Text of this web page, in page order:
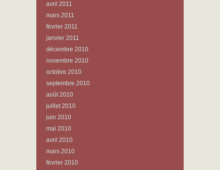
avril 2011
mars 2011
février 2011
janvier 2011
décembre 2010
novembre 2010
octobre 2010
septembre 2010
août 2010
juillet 2010
juin 2010
mai 2010
avril 2010
mars 2010
février 2010